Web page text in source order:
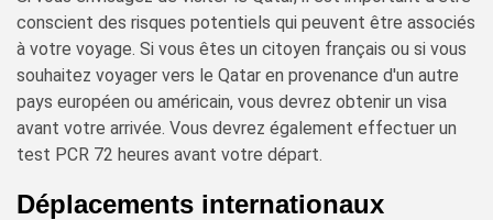
conscient des risques potentiels qui peuvent être associés
à votre voyage. Si vous êtes un citoyen français ou si vous
souhaitez voyager vers le Qatar en provenance d'un autre
pays européen ou américain, vous devrez obtenir un visa
avant votre arrivée. Vous devrez également effectuer un
test PCR 72 heures avant votre départ.
Déplacements internationaux